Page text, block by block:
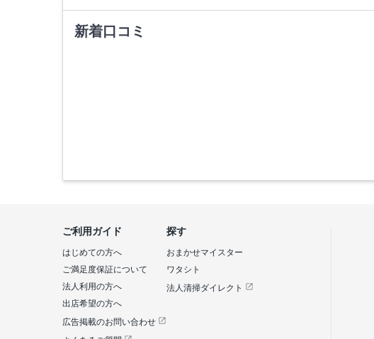
新着口コミ
探す
おまかせマイスター
ワタシト
法人清掃ダイレクト
ご利用ガイド
はじめての方へ
ご満足度保証について
法人利用の方へ
出店希望の方へ
広告掲載のお問い合わせ